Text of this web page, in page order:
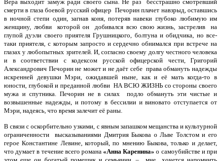
Вера выходит замуж ради своего сына. Не раз бесстрашно смотревший
смерти в глаза боевой русский офицер Печорин плачет навзрыд, оставшись
в ночной степи один, загнав коня, потеряв навеки глубоко любимую им
женщину, любви которой он добивался всю свою жизнь, застрелив на
глупой дуэли своего приятеля Грушницкого, болтуна и обидчика, но все-
таки приятеля, с которым запросто и сердечно обнимался при встрече на
глазах у любопытных зрителей. И, согласно своему долгу честного человека
и в соответствии с кодексом русской офицерской чести, Григорий
Александрович Печорин не может и не даёт себе права обмануть надежды
искренней девушки Мэри, ожидавшей ныне, как и её мать когда-то в
юности, глубокой и преданной любви НА ВСЮ ЖИЗНЬ со стороны своего
мужа и спутника. Печорин не в силах подло обмануть эти чистые и
возвышенные надежды, и потому в бессилии и виновато отступается от
Мэри, надеясь, что время залечит её раны.
В связи с оскорбительно узкими, с явным запашком мещанства и культурной
ограниченности высказываниями Дмитрия Быкова о Льве Толстом и его
герое Константине Левине, который, по мнению Быкова, только и делает,
что думает в течение всего романа«Анна Каренина» о самоубийстве и при